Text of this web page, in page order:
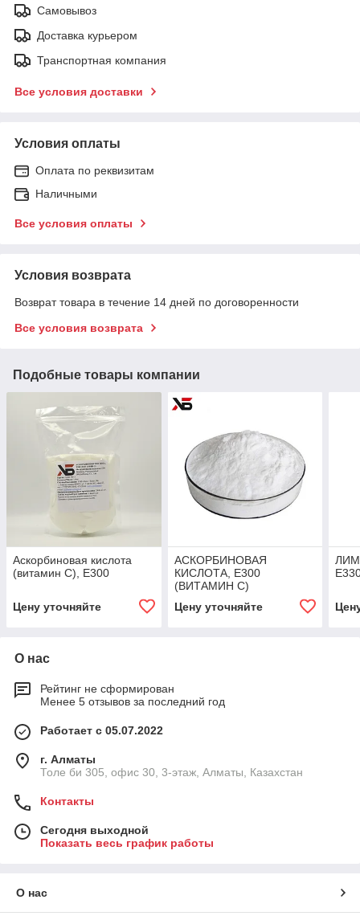
Самовывоз
Доставка курьером
Транспортная компания
Все условия доставки
Условия оплаты
Оплата по реквизитам
Наличными
Все условия оплаты
Условия возврата
Возврат товара в течение 14 дней по договоренности
Все условия возврата
Подобные товары компании
Аскорбиновая кислота
(витамин С), Е300
Цену уточняйте
АСКОРБИНОВАЯ
КИСЛОТА, Е300
(ВИТАМИН С)
Цену уточняйте
О нас
Рейтинг не сформирован
Менее 5 отзывов за последний год
Работает с 05.07.2022
г. Алматы
Толе би 305, офис 30, 3-этаж, Алматы, Казахстан
Контакты
Сегодня выходной
Показать весь график работы
О нас